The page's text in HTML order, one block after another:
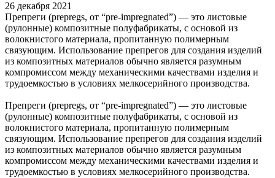
26 декабря 2021
Препреги (prepregs, от “pre-impregnated”) — это листовые
(рулонные) композитные полуфабрикаты, с основой из
волокнистого материала, пропитанную полимерным
связующим. Использование препрегов для создания изделий
из композитных материалов обычно является разумным
компромиссом между механическими качествами изделия и
трудоемкостью в условиях мелкосерийного производства.
Препреги (prepregs, от “pre-impregnated”) — это листовые
(рулонные) композитные полуфабрикаты, с основой из
волокнистого материала, пропитанную полимерным
связующим. Использование препрегов для создания изделий
из композитных материалов обычно является разумным
компромиссом между механическими качествами изделия и
трудоемкостью в условиях мелкосерийного производства.